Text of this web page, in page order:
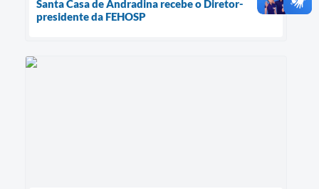
Santa Casa de Andradina recebe o Diretor-
presidente da FEHOSP